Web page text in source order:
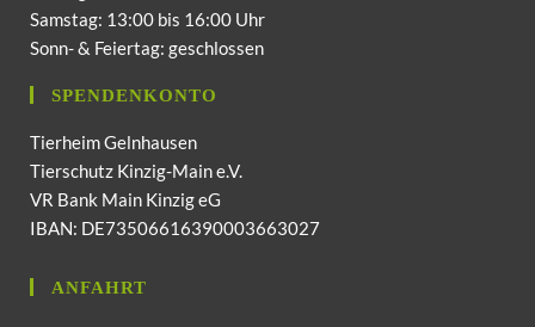
Samstag: 13:00 bis 16:00 Uhr
Sonn- & Feiertag: geschlossen
SPENDENKONTO
Tierheim Gelnhausen
Tierschutz Kinzig-Main e.V.
VR Bank Main Kinzig eG
IBAN: DE73506616390003663027
ANFAHRT